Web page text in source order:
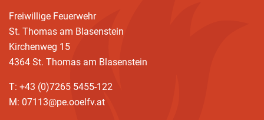
Freiwillige Feuerwehr
St. Thomas am Blasenstein
Kirchenweg 15
4364 St. Thomas am Blasenstein
T: +43 (0)7265 5455-122
M: 07113@pe.ooelfv.at